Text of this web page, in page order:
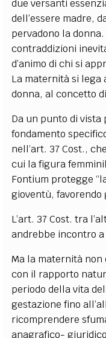
due versanti
dell’essere madre,
pervadono la
contraddizioni
d’animo di chi si
La maternità si
donna, al concetto
Da un punto di
fondamento
nell’art. 37 Cost.,
cui la figura
Fontium protegge
gioventù, favorendo
L’art. 37 Cost. tra
andrebbe incontro
Ma la maternità
con il rapporto
periodo della vita
gestazione fino
ricomprendere
anagrafico-